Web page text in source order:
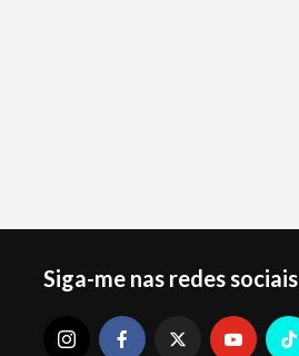
Siga-me nas redes sociais